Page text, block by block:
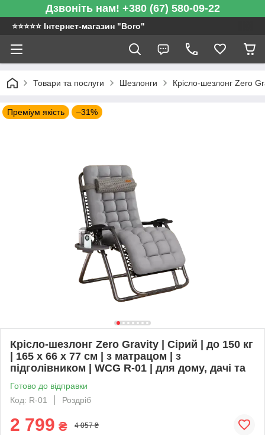
Дзвоніть нам! +380 (67) 580-09-22
⭐️⭐️⭐️⭐️⭐️ Інтернет-магазин "Boro"
Товари та послуги Шезлонги Крісло-шезлонг Zero
Преміум якість –31%
Крісло-шезлонг Zero Gravity | Сірий | до 150 кг
| 165 х 66 х 77 см | з матрацом | з
підголівником | WCG R-01 | для дому, дачі та
Готово до відправки
Код: R-01
Роздріб
2 799 ₴ 4 057 ₴